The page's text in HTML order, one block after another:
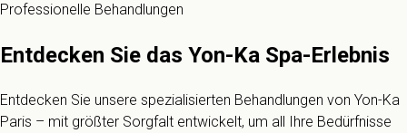
Professionelle Behandlungen
Entdecken Sie das Yon-Ka Spa-Erlebnis
Entdecken Sie unsere spezialisierten Behandlungen von Yon-Ka
Paris – mit größter Sorgfalt entwickelt, um all Ihre Bedürfnisse